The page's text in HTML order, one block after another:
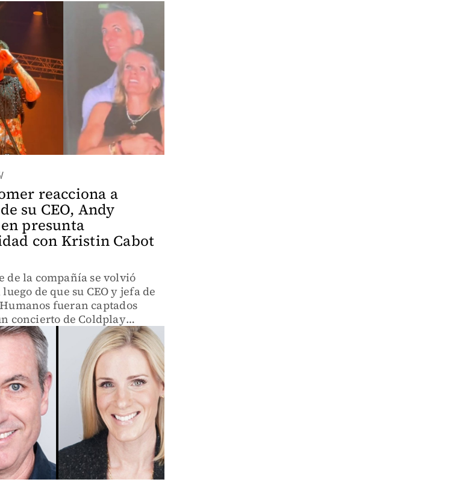
reacciona a
su CEO, Andy
presunta
con Kristin Cabot
de la compañía se volvió
de que su CEO y jefa de
fueran captados
concierto de Coldplay
Se reveló que se trataría de
relación extramarital